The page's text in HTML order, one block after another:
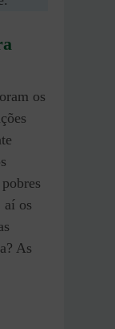
os
aí os
As